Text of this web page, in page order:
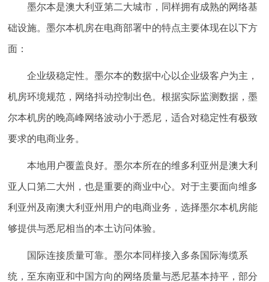
墨尔本是澳大利亚第二大城市，同样拥有成熟的网络基
础设施。墨尔本机房在电商部署中的特点主要体现在以下方
面：
企业级稳定性。墨尔本的数据中心以企业级客户为主，
机房环境规范，网络抖动控制出色。根据实际监测数据，墨
尔本机房的晚高峰网络波动小于悉尼，适合对稳定性有极致
要求的电商业务。
本地用户覆盖良好。墨尔本所在的维多利亚州是澳大利
亚人口第二大州，也是重要的商业中心。对于主要面向维多
利亚州及南澳大利亚州用户的电商业务，选择墨尔本机房能
够提供与悉尼相当的本土访问体验。
国际连接质量可靠。墨尔本同样接入多条国际海缆系
统，至东南亚和中国方向的网络质量与悉尼基本持平，部分